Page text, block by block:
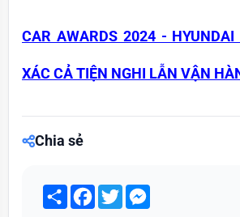
CAR AWARDS 2024 - HYUNDAI
XÁC CẢ TIỆN NGHI LẪN VẬN
Chia sẻ
Share Facebook
Twitter